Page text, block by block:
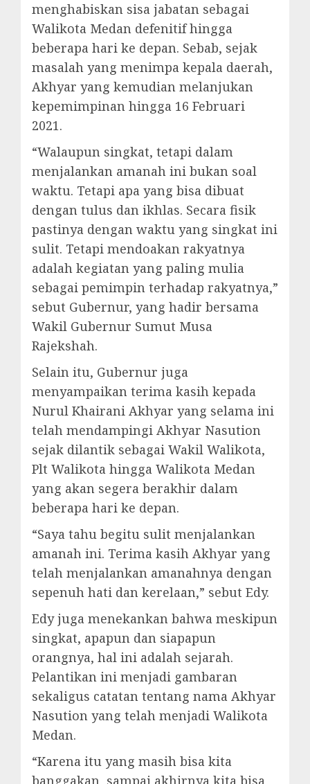
menghabiskan sisa jabatan sebagai
Walikota Medan defenitif hingga
beberapa hari ke depan. Sebab, sejak
masalah yang menimpa kepala daerah,
Akhyar yang kemudian melanjukan
kepemimpinan hingga 16 Februari
2021.
“Walaupun singkat, tetapi dalam
menjalankan amanah ini bukan soal
waktu. Tetapi apa yang bisa dibuat
dengan tulus dan ikhlas. Secara fisik
pastinya dengan waktu yang singkat ini
sulit. Tetapi mendoakan rakyatnya
adalah kegiatan yang paling mulia
sebagai pemimpin terhadap rakyatnya,”
sebut Gubernur, yang hadir bersama
Wakil Gubernur Sumut Musa
Rajekshah.
Selain itu, Gubernur juga
menyampaikan terima kasih kepada
Nurul Khairani Akhyar yang selama ini
telah mendampingi Akhyar Nasution
sejak dilantik sebagai Wakil Walikota,
Plt Walikota hingga Walikota Medan
yang akan segera berakhir dalam
beberapa hari ke depan.
“Saya tahu begitu sulit menjalankan
amanah ini. Terima kasih Akhyar yang
telah menjalankan amanahnya dengan
sepenuh hati dan kerelaan,” sebut Edy.
Edy juga menekankan bahwa meskipun
singkat, apapun dan siapapun
orangnya, hal ini adalah sejarah.
Pelantikan ini menjadi gambaran
sekaligus catatan tentang nama Akhyar
Nasution yang telah menjadi Walikota
Medan.
“Karena itu yang masih bisa kita